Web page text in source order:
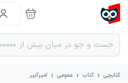
کتابچی › کتاب › عمومی › امیرکبیر